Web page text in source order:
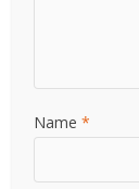
Name *